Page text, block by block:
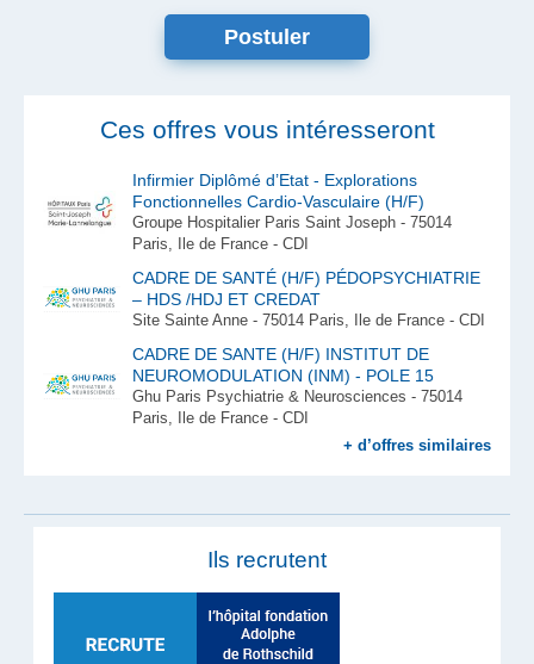
Postuler
Ces offres vous intéresseront
Infirmier Diplômé d’Etat - Explorations
Fonctionnelles Cardio-Vasculaire (H/F)
Groupe Hospitalier Paris Saint Joseph - 75014
Paris, Ile de France - CDI
CADRE DE SANTÉ (H/F) PÉDOPSYCHIATRIE
– HDS /HDJ ET CREDAT
Site Sainte Anne - 75014 Paris, Ile de France - CDI
CADRE DE SANTE (H/F) INSTITUT DE
NEUROMODULATION (INM) - POLE 15
Ghu Paris Psychiatrie & Neurosciences - 75014
Paris, Ile de France - CDI
+ d’offres similaires
Ils recrutent